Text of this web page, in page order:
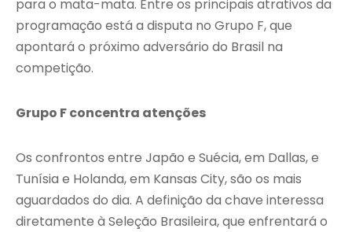
para o mata-mata. Entre os principais atrativos da
programação está a disputa no Grupo F, que
apontará o próximo adversário do Brasil na
competição.
Grupo F concentra atenções
Os confrontos entre Japão e Suécia, em Dallas, e
Tunísia e Holanda, em Kansas City, são os mais
aguardados do dia. A definição da chave interessa
diretamente à Seleção Brasileira, que enfrentará o